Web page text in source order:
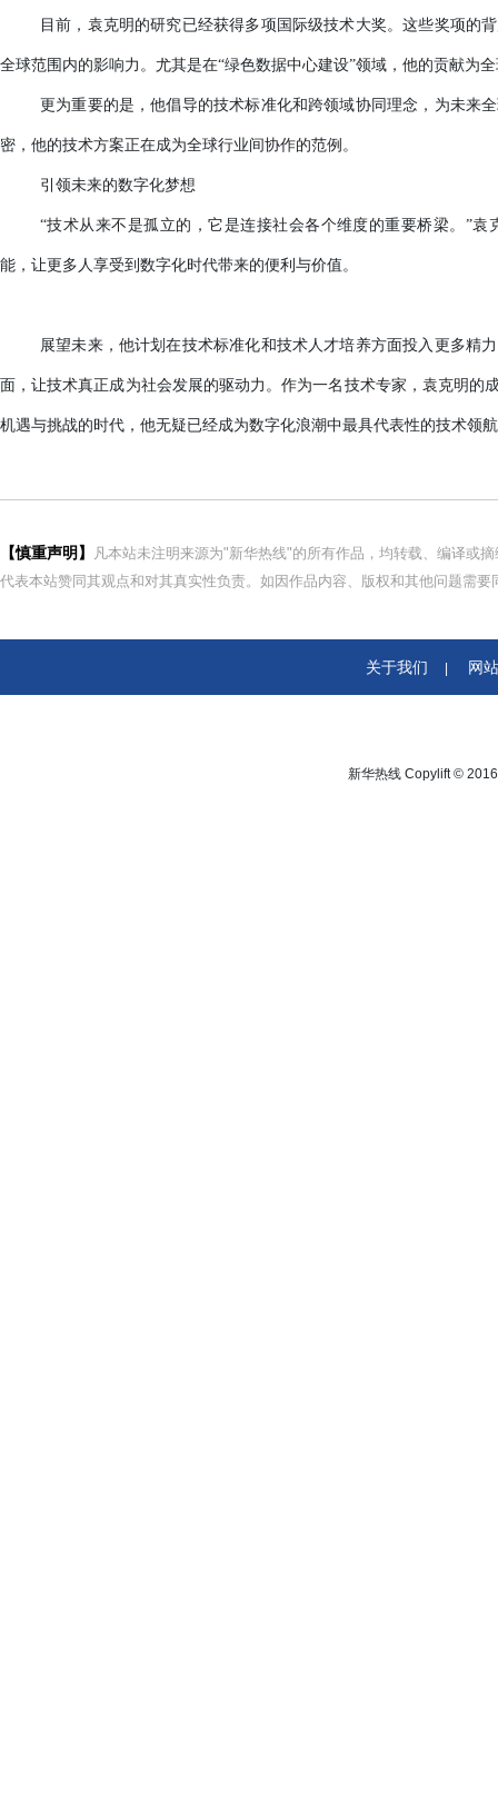
目前 ，袁克明的研究已经获得多项国际级技术大奖。这些奖项的
全球范围内的影响力。尤其是在“绿色数据中心建设”领域，他的贡献为
更为重要的是，他倡导的技术标准化和跨领域协同理念，为未来
密，他的技术方案正在成为全球行业间协作的范例。
引领未来的数字化梦想
“技术从来不是孤立的，它是连接社会各个维度的重要桥梁。”
能，让更多人享受到数字化时代带来的便利与价值。
展望未来，他计划在技术标准化和技术人才培养方面投入更多精
面，让技术真正成为社会发展的驱动力。作为一名技术专家，袁克明
机遇与挑战的时代，他无疑已经成为数字化浪潮中最具代表性的技术领
【慎重声明】
凡本站未注明来源为"新华热线"的所有作品，均转载、编译或
代表本站赞同其观点和对其真实性负责。如因作品内容、版权和其他问题需
关于我们 网
新华热线 Copylift ©